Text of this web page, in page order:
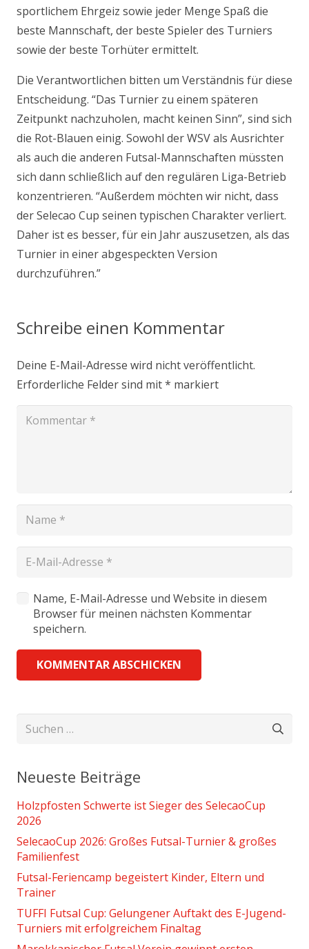
sportlichem Ehrgeiz sowie jeder Menge Spaß die
beste Mannschaft, der beste Spieler des Turniers
sowie der beste Torhüter ermittelt.
Die Verantwortlichen bitten um Verständnis für diese
Entscheidung. “Das Turnier zu einem späteren
Zeitpunkt nachzuholen, macht keinen Sinn”, sind sich
die Rot-Blauen einig. Sowohl der WSV als Ausrichter
als auch die anderen Futsal-Mannschaften müssten
sich dann schließlich auf den regulären Liga-Betrieb
konzentrieren. “Außerdem möchten wir nicht, dass
der Selecao Cup seinen typischen Charakter verliert.
Daher ist es besser, für ein Jahr auszusetzen, als das
Turnier in einer abgespeckten Version
durchzuführen.”
Schreibe einen Kommentar
Deine E-Mail-Adresse wird nicht veröffentlicht.
Erforderliche Felder sind mit* markiert
Name, E-Mail-Adresse und Website in diesem
Browser für meinen nächsten Kommentar
speichern.
KOMMENTAR ABSCHICKEN
Suchen
Neueste Beiträge
Holzpfosten Schwerte ist Sieger des SelecaoCup
2026
SelecaoCup 2026: Großes Futsal-Turnier & großes
Familienfest
Futsal-Feriencamp begeistert Kinder, Eltern und
Trainer
TUFFI Futsal Cup: Gelungener Auftakt des E-Jugend-
Turniers mit erfolgreichem Finaltag